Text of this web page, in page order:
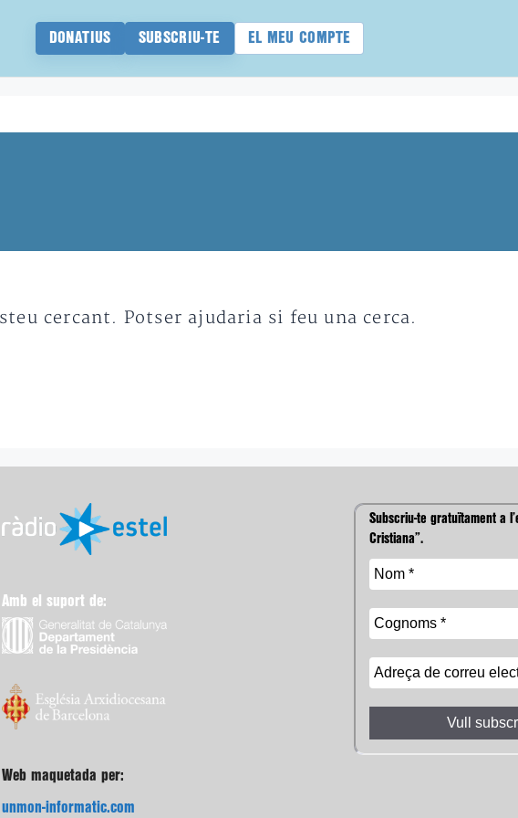
DONATIUS SUBSCRIU-TE EL MEU COMPTE
cercant. Potser ajudaria si feu una cerca.
Amb el suport de:
Web maquetada per:
unmon-informatic.com
Subscriu-te gratuïtament a
Cristiana”.